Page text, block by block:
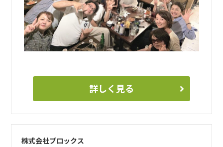
介護職のみなさん！看護師のみなさん！柔道整復師や理学療
法士のみなさん！パークグループのデイサービスで一緒に働
きませんか。皆さまとの出合いを心よりお待ちしています。
詳しく見る
株式会社プロックス